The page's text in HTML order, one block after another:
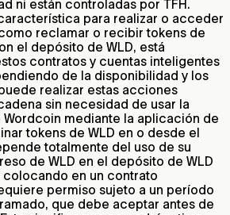
ni están controladas por TFH.
para realizar o acceder
reclamar o recibir tokens de
el depósito de WLD, está
contratos y cuentas inteligentes
de la disponibilidad y los
realizar estas acciones
sin necesidad de usar la
mediante la aplicación de
tokens de WLD en o desde el
totalmente del uso de su
de WLD en el depósito de WLD
en un contrato
permiso sujeto a un período
que debe aceptar antes de